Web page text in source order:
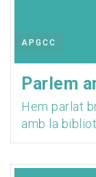
APGCC
Parlem
Hem parlat
amb la